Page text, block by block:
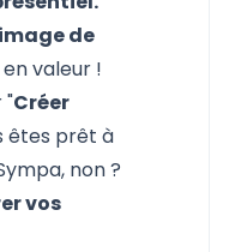
image de
valeur !
"Créer
êtes prêt à
non ?
vos